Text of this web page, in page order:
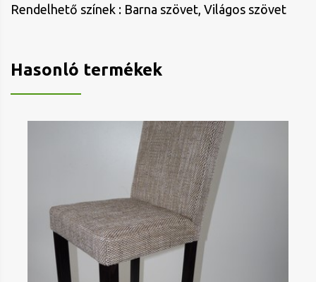
Rendelhető színek : Barna szövet, Világos szövet
Hasonló termékek